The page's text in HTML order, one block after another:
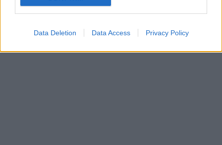
Data Deletion Data Access Privacy Policy
praeiviai pastebėjo per
internetinės svetainės(1)